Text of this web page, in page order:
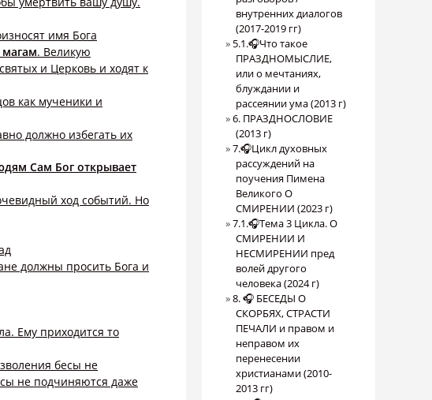
имя Бога
. Великую
и Церковь и ходят к
как мученики и
должно избегать их
Сам Бог открывает
ход событий. Но
должны просить Бога и
Ему приходится то
бесы не
не подчиняются даже
внутренних диалогов
(2017-2019 гг)
5.1.🎧Что такое
ПРАЗДНОМЫСЛИЕ,
или о мечтаниях,
блуждании и
рассеянии ума (2013 г)
6. ПРАЗДНОСЛОВИЕ
(2013 г)
7.🎧Цикл духовных
рассуждений на
поучения Пимена
Великого О
СМИРЕНИИ (2023 г)
7.1.🎧Тема 3 Цикла. О
СМИРЕНИИ И
НЕСМИРЕНИИ пред
волей другого
человека (2024 г)
8. 🎧 БЕСЕДЫ О
СКОРБЯХ, СТРАСТИ
ПЕЧАЛИ и правом и
неправом их
перенесении
христианами (2010-
2013 гг)